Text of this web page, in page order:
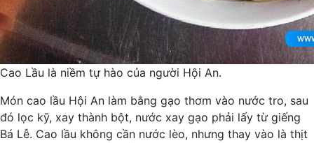
Cao Lầu là niềm tự hào của người Hội An.
Món cao lầu Hội An làm bằng gạo thơm vào nước tro, sau
đó lọc kỹ, xay thành bột, nước xay gạo phải lấy từ giếng
Bá Lễ. Cao lầu không cần nước lèo, nhưng thay vào là thịt